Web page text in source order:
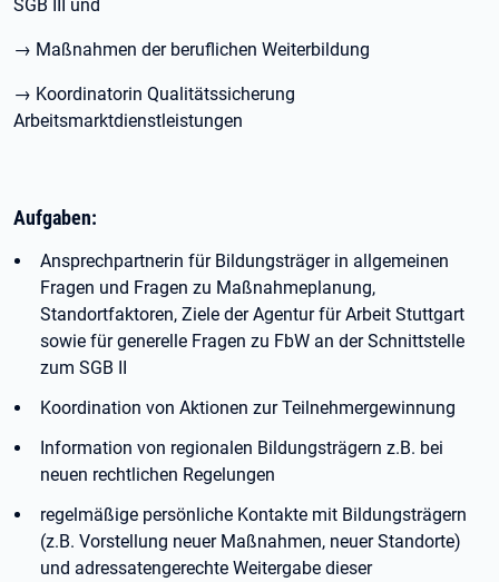
SGB III und
→ Maßnahmen der beruflichen Weiterbildung
→ Koordinatorin Qualitätssicherung
Arbeitsmarktdienstleistungen
Aufgaben:
Ansprechpartnerin für Bildungsträger in allgemeinen
Fragen und Fragen zu Maßnahmeplanung,
Standortfaktoren, Ziele der Agentur für Arbeit Stuttgart
sowie für generelle Fragen zu FbW an der Schnittstelle
zum SGB II
Koordination von Aktionen zur Teilnehmergewinnung
Information von regionalen Bildungsträgern z.B. bei
neuen rechtlichen Regelungen
regelmäßige persönliche Kontakte mit Bildungsträgern
(z.B. Vorstellung neuer Maßnahmen, neuer Standorte)
und adressatengerechte Weitergabe dieser